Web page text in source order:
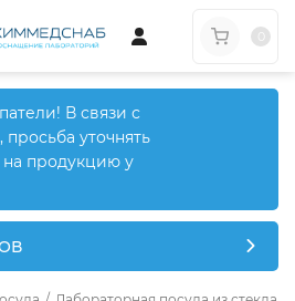
В связи с
уточнять
на продукцию у